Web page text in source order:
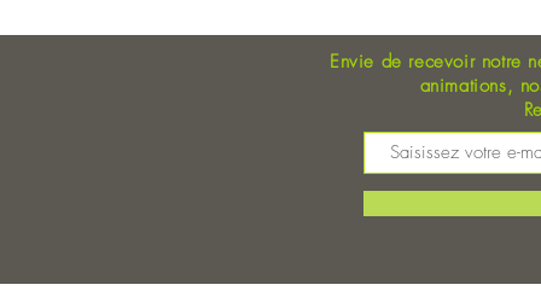
Envie de recevoir notre
animations,